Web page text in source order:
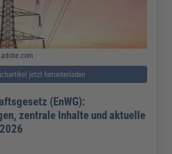
jetzt herunterladen
(EnWG):
zentrale Inhalte und aktuelle